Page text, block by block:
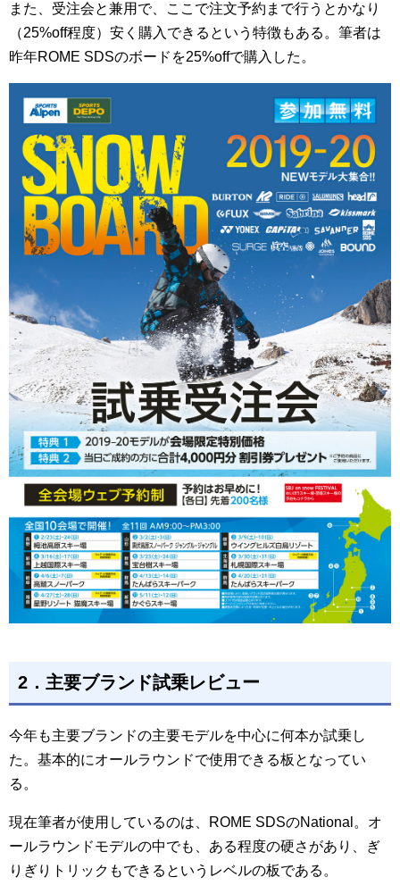
また、受注会と兼用で、ここで注文予約まで行うとかなり
（25%off程度）安く購入できるという特徴もある。筆者は
昨年ROME SDSのボードを25%offで購入した。
2．主要ブランド試乗レビュー
今年も主要ブランドの主要モデルを中心に何本か試乗し
た。基本的にオールラウンドで使用できる板となってい
る。
現在筆者が使用しているのは、ROME SDSのNational。オ
ールラウンドモデルの中でも、ある程度の硬さがあり、ぎ
りぎりトリックもできるというレベルの板である。